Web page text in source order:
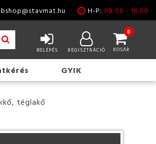
H-P: 08:00 - 16:00
BELÉPÉS REGISZTRÁCIÓ
0
KOSÁR
GYIK
téglakő